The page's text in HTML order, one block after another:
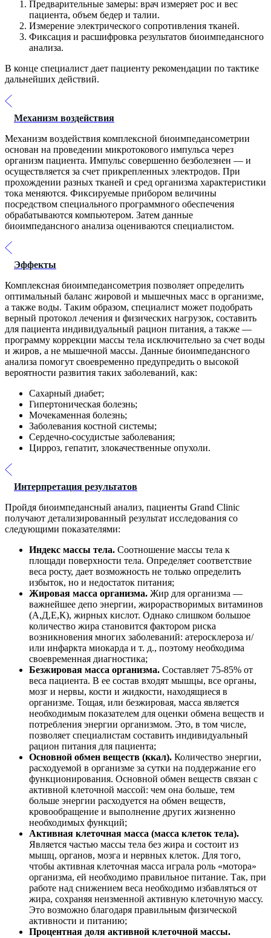
Предварительные замеры: врач измеряет рос и вес
пациента, объем бедер и талии.
Измерение электрического сопротивления тканей.
Фиксация и расшифровка результатов биоимпедансного
анализа.
В конце специалист дает пациенту рекомендации по тактике
дальнейших действий.
Механизм воздействия
Механизм воздействия комплексной биоимпедансометрии
основан на проведении микротокового импульса через
организм пациента. Импульс совершенно безболезнен — и
осуществляется за счет прикрепленных электродов. При
прохождении разных тканей и сред организма характеристики
тока меняются. Фиксируемые прибором величины
посредством специального программного обеспечения
обрабатываются компьютером. Затем данные
биоимпедансного анализа оцениваются специалистом.
Эффекты
Комплексная биоимпедансометрия позволяет определить
оптимальный баланс жировой и мышечных масс в организме,
а также воды. Таким образом, специалист может подобрать
верный протокол лечения и физических нагрузок, составить
для пациента индивидуальный рацион питания, а также —
программу коррекции массы тела исключительно за счет воды
и жиров, а не мышечной массы. Данные биоимпедансного
анализа помогут своевременно предупредить о высокой
вероятности развития таких заболеваний, как:
Сахарный диабет;
Гипертоническая болезнь;
Мочекаменная болезнь;
Заболевания костной системы;
Сердечно-сосудистые заболевания;
Цирроз, гепатит, злокачественные опухоли.
Интерпретация результатов
Пройдя биоимпедансный анализ, пациенты Grand Clinic
получают детализированный результат исследования со
следующими показателями:
Индекс массы тела. Соотношение массы тела к
площади поверхности тела. Определяет соответствие
веса росту, дает возможность не только определить
избыток, но и недостаток питания;
Жировая масса организма. Жир для организма —
важнейшее депо энергии, жирорастворимых витаминов
(А,Д,Е,К), жирных кислот. Однако слишком большое
количество жира становится фактором риска
возникновения многих заболеваний: атеросклероза и/
или инфаркта миокарда и т. д., поэтому необходима
своевременная диагностика;
Безжировая масса организма. Составляет 75-85% от
веса пациента. В ее состав входят мышцы, все органы,
мозг и нервы, кости и жидкости, находящиеся в
организме. Тощая, или безжировая, масса является
необходимым показателем для оценки обмена веществ и
потребления энергии организмом. Это, в том числе,
позволяет специалистам составить индивидуальный
рацион питания для пациента;
Основной обмен веществ (ккал). Количество энергии,
расходуемой в организме за сутки на поддержание его
функционирования. Основной обмен веществ связан с
активной клеточной массой: чем она больше, тем
больше энергии расходуется на обмен веществ,
кровообращение и выполнение других жизненно
необходимых функций;
Активная клеточная масса (масса клеток тела).
Является частью массы тела без жира и состоит из
мышц, органов, мозга и нервных клеток. Для того,
чтобы активная клеточная масса играла роль «мотора»
организма, ей необходимо правильное питание. Так, при
работе над снижением веса необходимо избавляться от
жира, сохраняя неизменной активную клеточную массу.
Это возможно благодаря правильным физической
активности и питанию;
Процентная доля активной клеточной массы.